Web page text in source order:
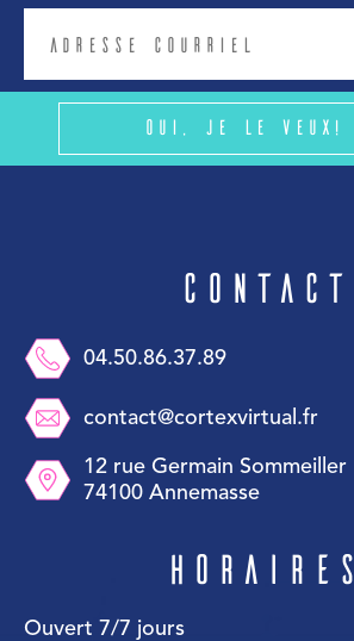
Oui, je le veux!
Contact
04.50.86.37.89
contact@cortexvirtual.fr
12 rue Germain Sommeiller
74100 Annemasse
Horaires
Ouvert 7/7 jours